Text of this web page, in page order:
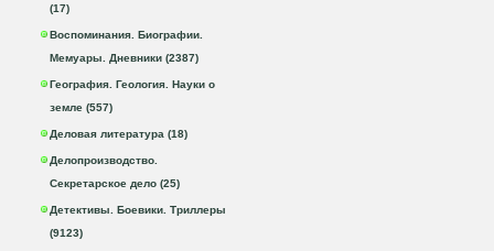
(17)
Воспоминания. Биографии.
Мемуары. Дневники (2387)
География. Геология. Науки о
земле (557)
Деловая литература (18)
Делопроизводство.
Секретарское дело (25)
Детективы. Боевики. Триллеры
(9123)